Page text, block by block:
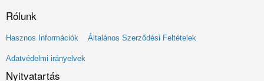
Rólunk
Lábléc
menü
Hasznos Információk Általános Szerződési Feltételek
Adatvédelmi irányelvek
Nyitvatartás